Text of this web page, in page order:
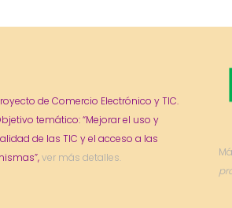
de Comercio Electrónico y TIC.
temático: “Mejorar el uso y
de las TIC y el acceso a las
ver más detalles.